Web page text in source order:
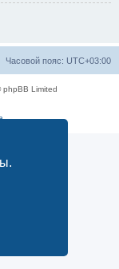
Часовой пояс: UTC+03:00
Limited